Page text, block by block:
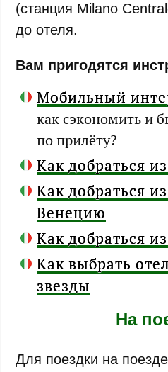
(станция Milano
до отеля.
Вам пригодятся
Мобильный
как сэкономить и
по прилёту?
Как добраться
Как добраться
Венецию
Как добраться
Как выбрать
звезды
На
Для поездки на